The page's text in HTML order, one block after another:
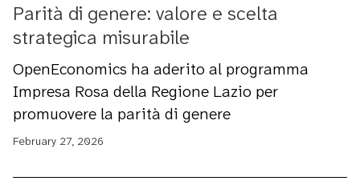
Parità di genere: valore e scelta
strategica misurabile
OpenEconomics ha aderito al programma
Impresa Rosa della Regione Lazio per
promuovere la parità di genere
February 27, 2026